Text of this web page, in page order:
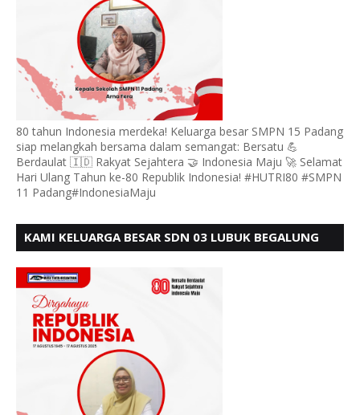
80 tahun Indonesia merdeka! Keluarga besar SMPN 15 Padang
siap melangkah bersama dalam semangat: Bersatu 💪
Berdaulat 🇮🇩 Rakyat Sejahtera 🤝 Indonesia Maju 🚀 Selamat
Hari Ulang Tahun ke-80 Republik Indonesia! #HUTRI80 #SMPN
11 Padang#IndonesiaMaju
KAMI KELUARGA BESAR SDN 03 LUBUK BEGALUNG